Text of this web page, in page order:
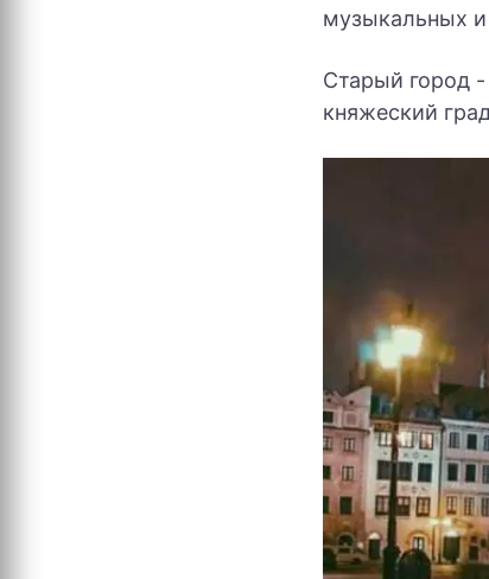
музыкальных
Старый город -
княжеский